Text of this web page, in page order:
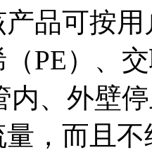
品可按
PE）、
内、外壁
量，而且